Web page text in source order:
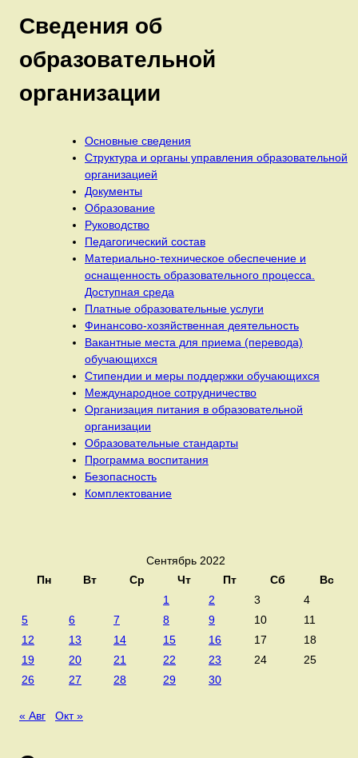
Сведения об
образовательной
организации
Основные сведения
Структура и органы управления образовательной
организацией
Документы
Образование
Руководство
Педагогический состав
Материально-техническое обеспечение и
оснащенность образовательного процесса.
Доступная среда
Платные образовательные услуги
Финансово-хозяйственная деятельность
Вакантные места для приема (перевода)
обучающихся
Стипендии и меры поддержки обучающихся
Международное сотрудничество
Организация питания в образовательной
организации
Образовательные стандарты
Программа воспитания
Безопасность
Комплектование
Сентябрь 2022
Пн
Вт Ср Чт Пт Сб
Вс
1
2 3
4
5
6 7 8 9 10
11
12
13 14 15 16 17
18
19
20 21 22 23 24
25
26
27 28 29 30
« Авг Окт »